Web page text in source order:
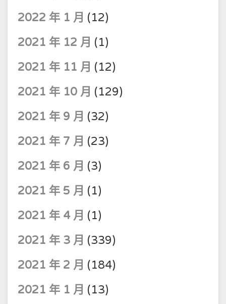
2022 年 1 月 (12)
2021 年 12 月 (1)
2021 年 11 月 (12)
2021 年 10 月 (129)
2021 年 9 月 (32)
2021 年 7 月 (23)
2021 年 6 月 (3)
2021 年 5 月 (1)
2021 年 4 月 (1)
2021 年 3 月 (339)
2021 年 2 月 (184)
2021 年 1 月 (13)